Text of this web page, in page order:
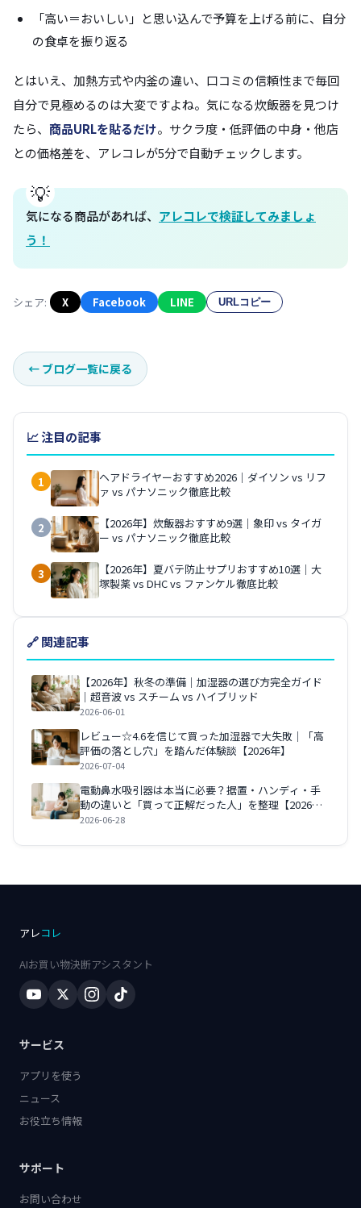
「高い＝おいしい」と思い込んで予算を上げる前に、自分
の食卓を振り返る
とはいえ、加熱方式や内釜の違い、口コミの信頼性まで毎回
自分で見極めるのは大変ですよね。気になる炊飯器を見つけ
たら、 商品URLを貼るだけ。サクラ度・低評価の中身・他店
との価格差を、アレコレが5分で自動チェックします。
気になる商品があれば、 アレコレで検証してみましょ
う！
シェア: X Facebook LINE URLコピー
← ブログ一覧に戻る
📈 注目の記事
1
ヘアドライヤーおすすめ2026｜ダイソン vs リフ
ァ vs パナソニック徹底比較
2
【2026年】炊飯器おすすめ9選｜象印 vs タイガ
ー vs パナソニック徹底比較
3
【2026年】夏バテ防止サプリおすすめ10選｜大
塚製薬 vs DHC vs ファンケル徹底比較
🔗 関連記事
【2026年】秋冬の準備｜加湿器の選び方完全ガイド
｜超音波 vs スチーム vs ハイブリッド
2026-06-01
レビュー☆4.6を信じて買った加湿器で大失敗｜「高
評価の落とし穴」を踏んだ体験談【2026年】
2026-07-04
電動鼻水吸引器は本当に必要？据置・ハンディ・手
動の違いと「買って正解だった人」を整理【2026
年】
2026-06-28
アレコレ
AIお買い物決断アシスタント
サービス
アプリを使う
ニュース
お役立ち情報
サポート
お問い合わせ